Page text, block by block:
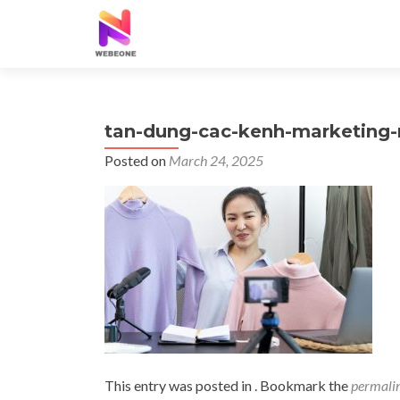
tan-dung-cac-kenh-
Posted on March 24, 2025
This entry was posted in . Bookmark the